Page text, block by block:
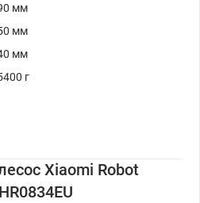
мм
мм
мм
г
Xiaomi Robot